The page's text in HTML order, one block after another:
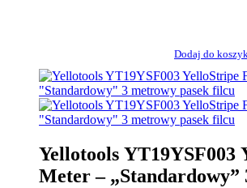
Dodaj do
Yellotools YT19YSF003
Meter – „Standardowy”